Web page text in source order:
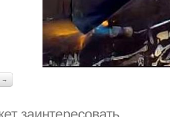
→
заинтересовать